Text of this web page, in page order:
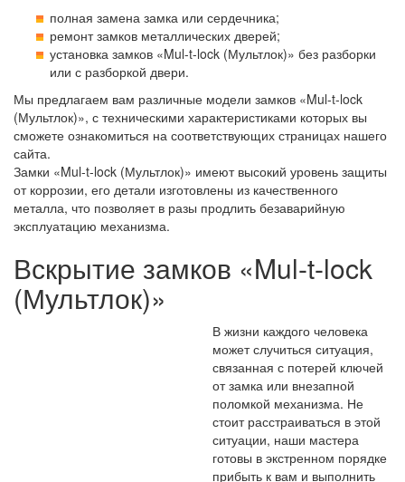
полная замена замка или сердечника;
ремонт замков металлических дверей;
установка замков «Mul-t-lock (Мультлок)» без разборки
или с разборкой двери.
Мы предлагаем вам различные модели замков «Mul-t-lock
(Мультлок)», с техническими характеристиками которых вы
сможете ознакомиться на соответствующих страницах нашего
сайта.
Замки «Mul-t-lock (Мультлок)» имеют высокий уровень защиты
от коррозии, его детали изготовлены из качественного
металла, что позволяет в разы продлить безаварийную
эксплуатацию механизма.
Вскрытие замков «Mul-t-lock
(Мультлок)»
В жизни каждого человека
может случиться ситуация,
связанная с потерей ключей
от замка или внезапной
поломкой механизма. Не
стоит расстраиваться в этой
ситуации, наши мастера
готовы в экстренном порядке
прибыть к вам и выполнить